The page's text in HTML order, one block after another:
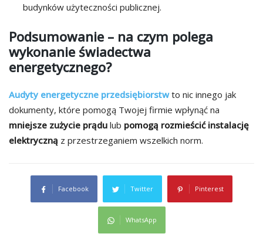
budynków użyteczności publicznej.
Podsumowanie – na czym polega
wykonanie świadectwa
energetycznego?
Audyty energetyczne przedsiębiorstwto nic innego jak
dokumenty, które pomogą Twojej firmie wpłynąć na
mniejsze zużycie prądu lub pomogą rozmieścić instalację
elektryczną z przestrzeganiem wszelkich norm.
Facebook Twitter Pinterest
WhatsApp